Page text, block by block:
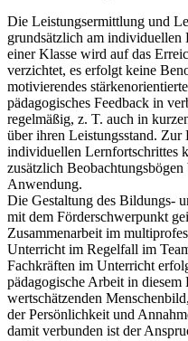
Die Leistungsermittlung und
grundsätzlich am individuellen
einer Klasse wird auf das
verzichtet, es erfolgt keine
motivierendes
pädagogisches Feedback in
regelmäßig, z. T. auch in
über ihren Leistungsstand.
individuellen Lernfortschrittes
zusätzlich
Anwendung.
Die Gestaltung des Bildungs-
mit dem Förderschwerpunkt
Zusammenarbeit im
Unterricht im Regelfall im
Fachkräften im Unterricht
pädagogische Arbeit in
wertschätzenden
der Persönlichkeit und
damit verbunden ist der